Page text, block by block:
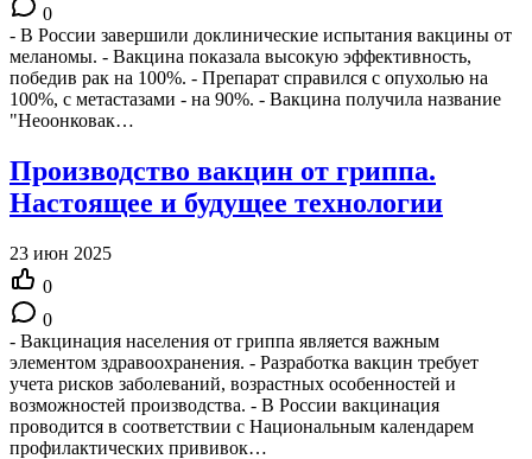
0
- В России завершили доклинические испытания вакцины от
меланомы. - Вакцина показала высокую эффективность,
победив рак на 100%. - Препарат справился с опухолью на
100%, с метастазами - на 90%. - Вакцина получила название
"Неоонковак…
Производство вакцин от гриппа.
Настоящее и будущее технологии
23 июн 2025
0
0
- Вакцинация населения от гриппа является важным
элементом здравоохранения. - Разработка вакцин требует
учета рисков заболеваний, возрастных особенностей и
возможностей производства. - В России вакцинация
проводится в соответствии с Национальным календарем
профилактических прививок…